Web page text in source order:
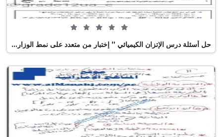
0 من 5 (0 تصويت)
حل أسئلة درس الإتزان الكيميائي ” إختبار من متعدد على نمط الوزارة”, (كيمياء) الثاني عشر العام